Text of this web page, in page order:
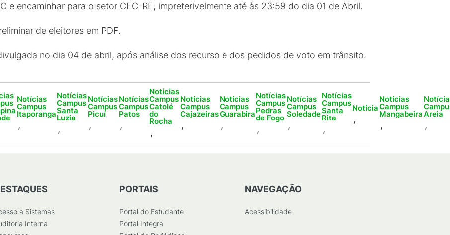
e encaminhar para o setor CEC-RE, impreterivelmente até às 23:59 do dia 01 de Abril.
de eleitores em PDF.
no dia 04 de abril, após análise dos recurso e dos pedidos de voto em trânsito.
Notícias
Campus
Itaporanga
,
Notícias
Campus
Santa
Luzia
,
Notícias
Campus
Picuí
,
Notícias
Campus
Patos
,
Notícias
Campus
Catolé
do
Rocha
,
Notícias
Campus
Cajazeiras
,
Notícias
Campus
Guarabira
,
Notícias
Campus
Pedras
de Fogo
,
Notícias
Campus
Soledade
,
Notícias
Campus
Santa
Rita
,
Notícia
,
Notícias
Campus
Mangabeira
,
Areia
,
a Sistemas
Interna
PORTAIS
Portal do Estudante
Portal Integra
NAVEGAÇÃO
Acessibilidade